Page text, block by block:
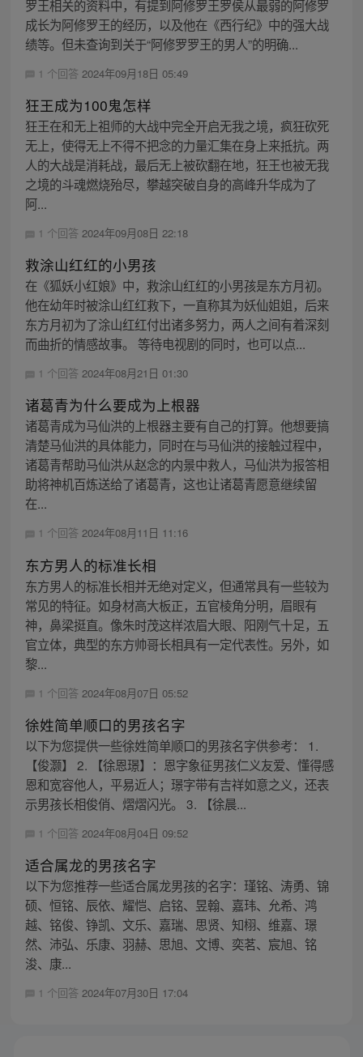
罗王相关的资料中，有提到阿修罗王罗侯从最弱的阿修罗
成长为阿修罗王的经历，以及他在《西行纪》中的强大战
绩等。但未查询到关于“阿修罗罗王的男人”的明确...
1 个回答 2024年09月18日 05:49
狂王成为100鬼怎样
狂王在和无上祖师的大战中完全开启无我之境，疯狂砍死
无上，使得无上不得不把念的力量汇集在身上来抵抗。两
人的大战是消耗战，最后无上被砍翻在地，狂王也被无我
之境的斗魂燃烧殆尽，攀越突破自身的高峰升华成为了
阿...
1 个回答 2024年09月08日 22:18
救涂山红红的小男孩
在《狐妖小红娘》中，救涂山红红的小男孩是东方月初。
他在幼年时被涂山红红救下，一直称其为妖仙姐姐，后来
东方月初为了涂山红红付出诸多努力，两人之间有着深刻
而曲折的情感故事。 等待电视剧的同时，也可以点...
1 个回答 2024年08月21日 01:30
诸葛青为什么要成为上根器
诸葛青成为马仙洪的上根器主要有自己的打算。他想要搞
清楚马仙洪的具体能力，同时在与马仙洪的接触过程中，
诸葛青帮助马仙洪从赵念的内景中救人，马仙洪为报答相
助将神机百炼送给了诸葛青，这也让诸葛青愿意继续留
在...
1 个回答 2024年08月11日 11:16
东方男人的标准长相
东方男人的标准长相并无绝对定义，但通常具有一些较为
常见的特征。如身材高大板正，五官棱角分明，眉眼有
神，鼻梁挺直。像朱时茂这样浓眉大眼、阳刚气十足，五
官立体，典型的东方帅哥长相具有一定代表性。另外，如
黎...
1 个回答 2024年08月07日 05:52
徐姓简单顺口的男孩名字
以下为您提供一些徐姓简单顺口的男孩名字供参考： 1.
【俊灏】 2. 【徐恩璟】：恩字象征男孩仁义友爱、懂得感
恩和宽容他人，平易近人；璟字带有吉祥如意之义，还表
示男孩长相俊俏、熠熠闪光。 3. 【徐晨...
1 个回答 2024年08月04日 09:52
适合属龙的男孩名字
以下为您推荐一些适合属龙男孩的名字：瑾铭、涛勇、锦
硕、恒铭、辰依、耀恺、启铭、昱翰、嘉玮、允希、鸿
越、铭俊、铮凯、文乐、嘉瑞、思贤、知栩、维嘉、璟
然、沛弘、乐康、羽赫、思旭、文博、奕茗、宸旭、铭
浚、康...
1 个回答 2024年07月30日 17:04